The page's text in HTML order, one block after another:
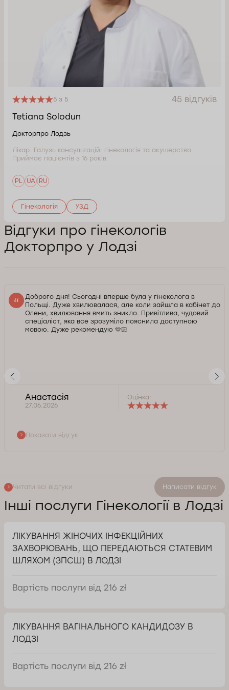
5 з 5
45 відгуків
Tetiana Solodun
Докторпро Лодзь
Лікар. Галузь консультацій: гінекологія та акушерство.
Приймає пацієнтів з 16 років.
PL UA RU
Гінекологія УЗД
Відгуки про гінекологів
Докторпро у Лодзі
Доброго дня! Сьогодні вперше була у гінеколога в
Польщі. Дуже хвилювалася, але коли зайшла в кабінет до
Олени, хвилювання вмить зникло. Привітлива, чудовий
спеціаліст, яка все зрозуміло пояснила доступною
мовою. Дуже рекомендую 🫶🏻
Анастасія
27.06.2026
Оцінка:
Показати відгук
Читати всі відгуки Написати відгук
Інші послуги Гінекології в Лодзі
ЛІКУВАННЯ ЖІНОЧИХ ІНФЕКЦІЙНИХ
ЗАХВОРЮВАНЬ, ЩО ПЕРЕДАЮТЬСЯ СТАТЕВИМ
ШЛЯХОМ (ЗПСШ) В ЛОДЗІ
Вартість послуги від 216 zł
ЛІКУВАННЯ ВАГІНАЛЬНОГО КАНДИДОЗУ В
ЛОДЗІ
Вартість послуги від 216 zł